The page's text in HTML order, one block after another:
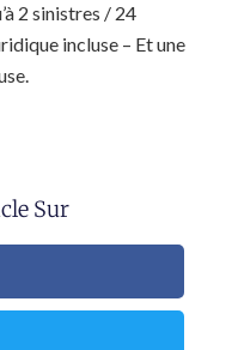
2 sinistres / 24
incluse – Et une
Sur